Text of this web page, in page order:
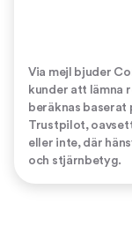
Via mejl bjuder
kunder att lämna
beräknas baserat
Trustpilot,
eller inte, där
och stjärnbetyg.